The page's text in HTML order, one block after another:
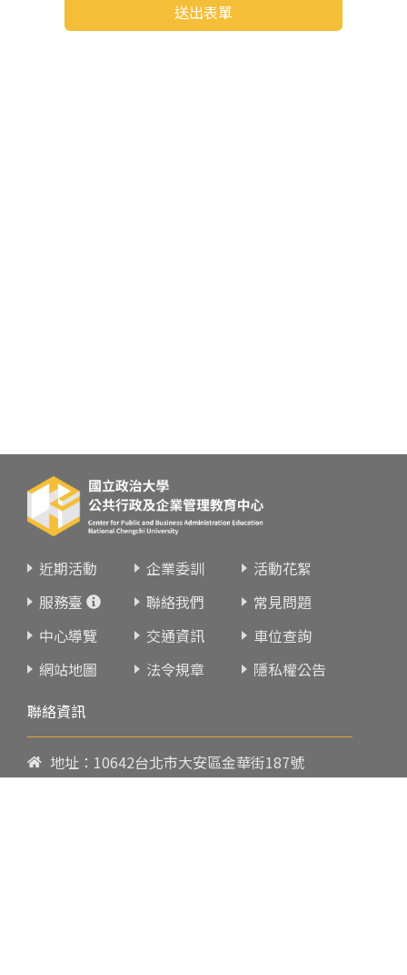
送出表單
近期活動 企業委訓
活動花絮
服務臺
聯絡我們
常見問題
中心導覽
交通資訊
車位查詢
網站地圖
法令規章
隱私權公告
聯絡資訊
地址：10642台北市大安區金華街187號